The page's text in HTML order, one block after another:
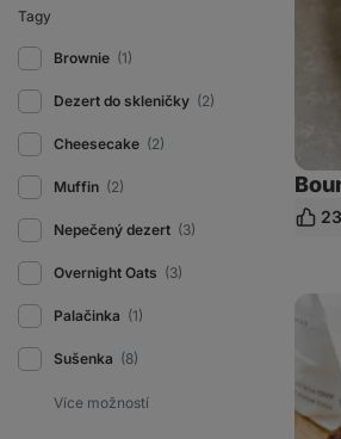
Tagy
Brownie (1)
Dezert do skleničky (2)
Cheesecake (2)
Muffin (2)
Nepečený dezert (3)
Overnight Oats (3)
Palačinka (1)
Sušenka (8)
malinami